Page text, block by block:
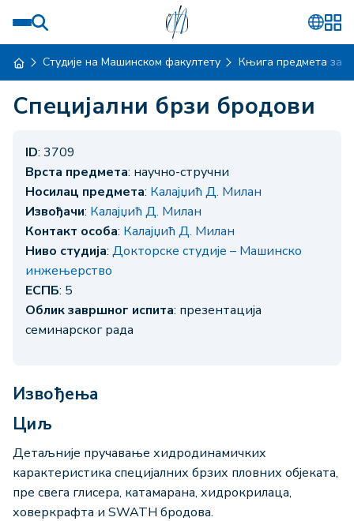
Студије на Машинском факултету Књига предмета за
Специјални брзи бродови
ID: 3709
Врста предмета: научно-стручни
Носилац предмета: Калајџић Д. Милан
Извођачи: Калајџић Д. Милан
Контакт особа: Калајџић Д. Милан
Ниво студија: Докторске студије – Машинско
инжењерство
ЕСПБ: 5
Облик завршног испита: презентација
семинарског рада
Извођења
Циљ
Детаљније пручавање хидродинамичких
карактеристика специјалних брзих пловних објеката,
пре свега глисера, катамарана, хидрокрилаца,
ховеркрафта и SWATH бродова.